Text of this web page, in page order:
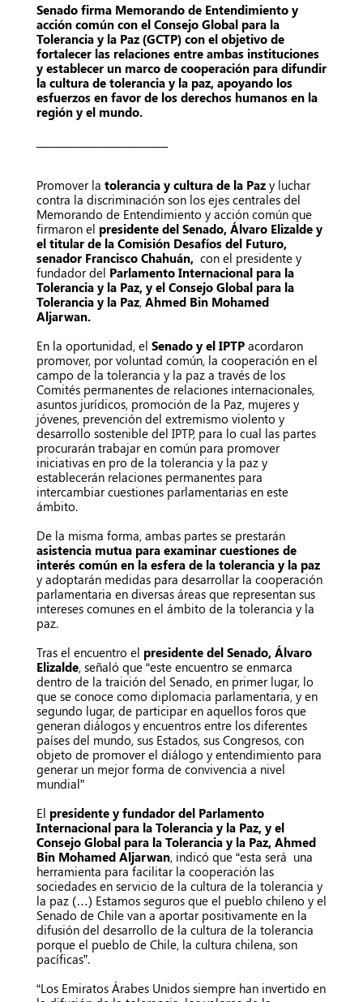
Senado firma Memorando de Entendimiento y
acción común con el Consejo Global para la
Tolerancia y la Paz (GCTP) con el objetivo de
fortalecer las relaciones entre ambas instituciones
y establecer un marco de cooperación para difundir
la cultura de tolerancia y la paz, apoyando los
esfuerzos en favor de los derechos humanos en la
región y el mundo.
Promover la tolerancia y cultura de la Paz y luchar
contra la discriminación son los ejes centrales del
Memorando de Entendimiento y acción común que
firmaron el presidente del Senado, Álvaro Elizalde y
el titular de la Comisión Desafíos del Futuro,
senador Francisco Chahuán, con el presidente y
fundador del Parlamento Internacional para la
Tolerancia y la Paz, y el Consejo Global para la
Tolerancia y la Paz, Ahmed Bin Mohamed
Aljarwan.
En la oportunidad, el Senado y el IPTP acordaron
promover, por voluntad común, la cooperación en el
campo de la tolerancia y la paz a través de los
Comités permanentes de relaciones internacionales,
asuntos jurídicos, promoción de la Paz, mujeres y
jóvenes, prevención del extremismo violento y
desarrollo sostenible del IPTP, para lo cual las partes
procurarán trabajar en común para promover
iniciativas en pro de la tolerancia y la paz y
establecerán relaciones permanentes para
intercambiar cuestiones parlamentarias en este
ámbito.
De la misma forma, ambas partes se prestarán
asistencia mutua para examinar cuestiones de
interés común en la esfera de la tolerancia y la paz
y adoptarán medidas para desarrollar la cooperación
parlamentaria en diversas áreas que representan sus
intereses comunes en el ámbito de la tolerancia y la
paz.
Tras el encuentro el presidente del Senado, Álvaro
Elizalde, señaló que “este encuentro se enmarca
dentro de la traición del Senado, en primer lugar, lo
que se conoce como diplomacia parlamentaria, y en
segundo lugar, de participar en aquellos foros que
generan diálogos y encuentros entre los diferentes
países del mundo, sus Estados, sus Congresos, con
objeto de promover el diálogo y entendimiento para
generar un mejor forma de convivencia a nivel
mundial”
El presidente y fundador del Parlamento
Internacional para la Tolerancia y la Paz, y el
Consejo Global para la Tolerancia y la Paz, Ahmed
Bin Mohamed Aljarwan, indicó que “esta será una
herramienta para facilitar la cooperación las
sociedades en servicio de la cultura de la tolerancia y
la paz (…) Estamos seguros que el pueblo chileno y el
Senado de Chile van a aportar positivamente en la
difusión del desarrollo de la cultura de la tolerancia
porque el pueblo de Chile, la cultura chilena, son
pacíficas”.
“Los Emiratos Árabes Unidos siempre han invertido en